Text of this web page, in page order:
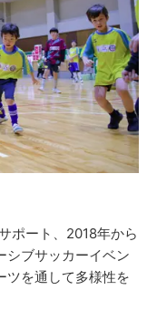
ポート、2018年から
シブサッカーイベン
ツを通して多様性を